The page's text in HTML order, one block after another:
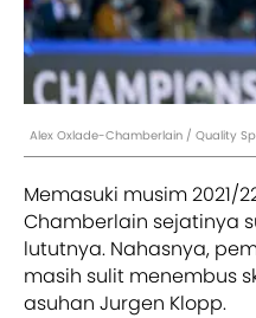
Alex Oxlade-Chamberlain / Quality
Memasuki musim 2021/
Chamberlain sejatinya
lututnya. Nahasnya,
masih sulit menembus
asuhan Jurgen Klopp.